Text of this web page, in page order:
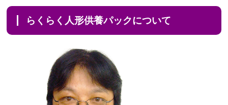
らくらく人形供養パックについて